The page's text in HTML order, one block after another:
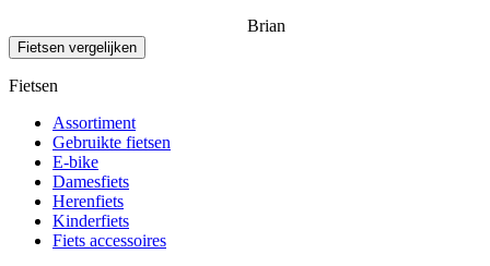
Brian
Fietsen vergelijken
Fietsen
Assortiment
Gebruikte fietsen
E-bike
Damesfiets
Herenfiets
Kinderfiets
Fiets accessoires